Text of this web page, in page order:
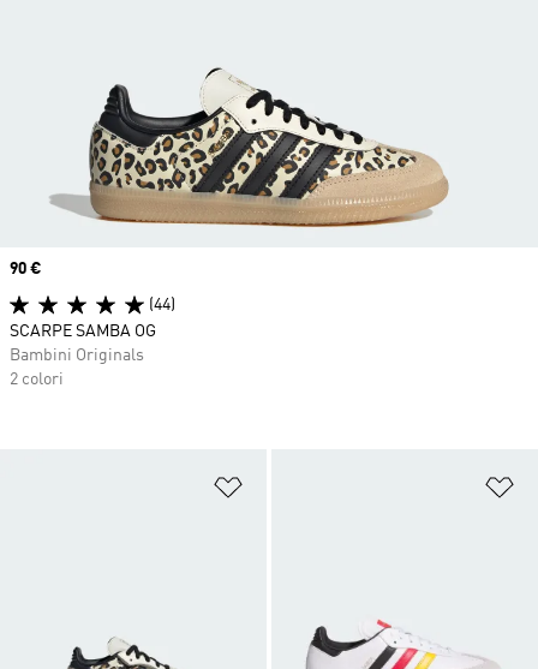
Aggiungi alla lista dei desideri
Price
90 €
(44)
SCARPE SAMBA OG
Bambini Originals
2 colori